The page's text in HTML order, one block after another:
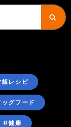
レシピ
グフード
#健康